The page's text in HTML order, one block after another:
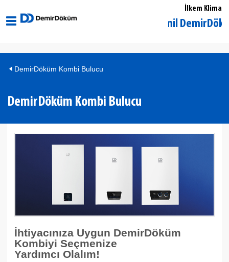
İlkem Klima
Gaziantep Şehitkamil DemirDöküm
DemirDöküm Kombi Bulucu
DemirDöküm Kombi Bulucu
İhtiyacınıza Uygun DemirDöküm
Kombiyi Seçmenize
Yardımcı Olalım!